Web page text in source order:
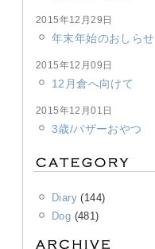
2015年12月29日
年末年始のおしらせ
2015年12月09日
12月倉へ向けて
2015年12月01日
3歳/バザーおやつ
Diary(144)
Dog (481)